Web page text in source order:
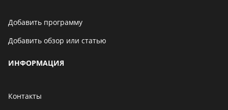
Добавить программу
Добавить обзор или статью
ИНФОРМАЦИЯ
Контакты